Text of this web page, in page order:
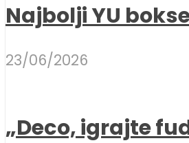
Najbolji YU
23/06/2026
„Deco, igrajte